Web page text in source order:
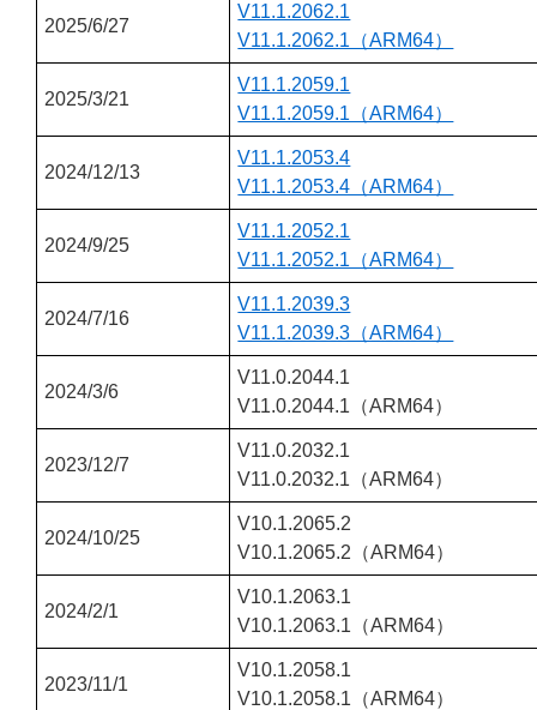
2025/6/27
V11.1.2062.1
V11.1.2062.1（ARM64）
2025/3/21
V11.1.2059.1
V11.1.2059.1（ARM64）
2024/12/13
V11.1.2053.4
V11.1.2053.4（ARM64）
2024/9/25
V11.1.2052.1
V11.1.2052.1（ARM64）
2024/7/16
V11.1.2039.3
V11.1.2039.3（ARM64）
2024/3/6
V11.0.2044.1
V11.0.2044.1（ARM64）
2023/12/7
V11.0.2032.1
V11.0.2032.1（ARM64）
2024/10/25
V10.1.2065.2
V10.1.2065.2（ARM64）
2024/2/1
V10.1.2063.1
V10.1.2063.1（ARM64）
2023/11/1
V10.1.2058.1
V10.1.2058.1（ARM64）